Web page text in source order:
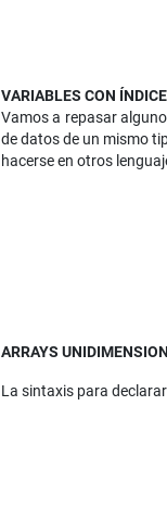
VARIABLES CON
Vamos a repasar
de datos de un mismo
hacerse en otros
ARRAYS
La sintaxis para